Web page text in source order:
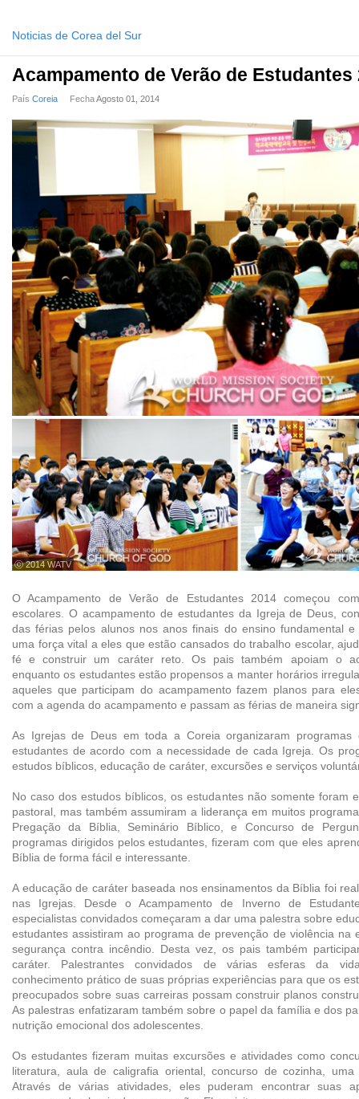
Noticias de Corea del Sur
Acampamento de Verão de Estudantes
País Coreia FechaAgosto 01, 2014
ⓒ 2014 WATV
O Acampamento de Verão de Estudantes 2014 começou
escolares. O acampamento de estudantes da Igreja de Deus,
das férias pelos alunos nos anos finais do ensino fundamental
uma força vital a eles que estão cansados do trabalho escolar,
fé e construir um caráter reto. Os pais também apoiam o
enquanto os estudantes estão propensos a manter horários
aqueles que participam do acampamento fazem planos para
com a agenda do acampamento e passam as férias de maneira
As Igrejas de Deus em toda a Coreia organizaram programas
estudantes de acordo com a necessidade de cada Igreja. Os
estudos bíblicos, educação de caráter, excursões e serviços
No caso dos estudos bíblicos, os estudantes não somente foram
pastoral, mas também assumiram a liderança em muitos
Pregação da Bíblia, Seminário Bíblico, e Concurso de
programas dirigidos pelos estudantes, fizeram com que eles
Bíblia de forma fácil e interessante.
A educação de caráter baseada nos ensinamentos da Bíblia foi
nas Igrejas. Desde o Acampamento de Inverno de
especialistas convidados começaram a dar uma palestra sobre
estudantes assistiram ao programa de prevenção de violência na
segurança contra incêndio. Desta vez, os pais também
caráter. Palestrantes convidados de várias esferas da
conhecimento prático de suas próprias experiências para que os
preocupados sobre suas carreiras possam construir planos
As palestras enfatizaram também sobre o papel da família e dos
nutrição emocional dos adolescentes.
Os estudantes fizeram muitas excursões e atividades como
literatura, aula de caligrafia oriental, concurso de cozinha,
Através de várias atividades, eles puderam encontrar suas